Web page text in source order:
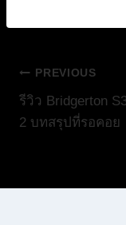
แนะแนว
เรื่อง
PREVIOUS
รีวิว Bridgerton
2 บทสรุปที่รอคอย